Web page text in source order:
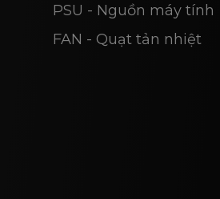
PSU - Nguồn máy tính
FAN - Quạt tản nhiệt